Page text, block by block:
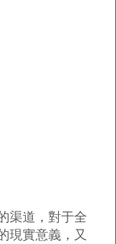
道，對于全
現實意義，又